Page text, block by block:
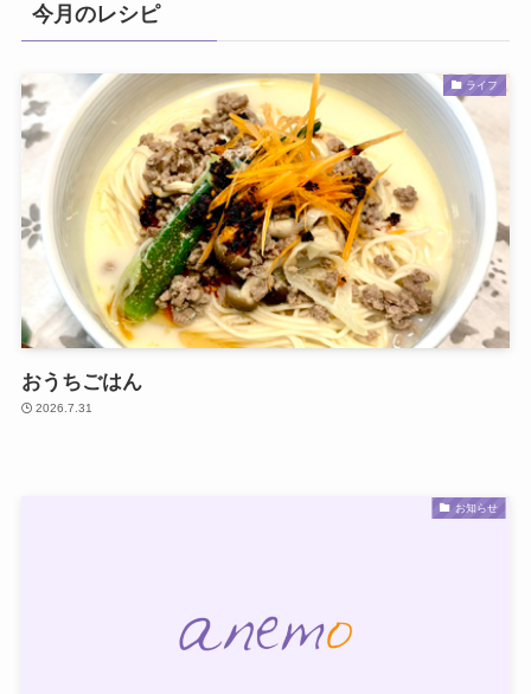
今月のレシピ
ライフ
おうちごはん
2026.7.31
お知らせ